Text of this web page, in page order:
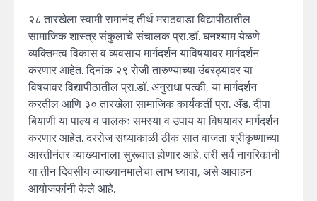
२८ तारखेला स्वामी रामानंद तीर्थ मराठवाडा विद्यापीठातील
सामाजिक शास्त्र संकुलाचे संचालक प्रा.डॉ. घनश्याम येळणे
व्यक्तिमत्व विकास व व्यवसाय मार्गदर्शन याविषयावर मार्गदर्शन
करणार आहेत. दिनांक २९ रोजी तारुण्याच्या उंबरठ्यावर या
विषयावर विद्यापीठातील प्रा.डॉ. अनुराधा पत्की, या मार्गदर्शन
करतील आणि ३० तारखेला सामाजिक कार्यकर्ती प्रा. अ‍ॅड. दीपा
बियाणी या पाल्य व पालकः समस्या व उपाय या विषयावर मार्गदर्शन
करणार आहेत. दररोज संध्याकाळी ठीक सात वाजता श्रीकृष्णाच्या
आरतीनंतर व्याख्यानाला सुरूवात होणार आहे. तरी सर्व नागरिकांनी
या तीन दिवसीय व्याख्यानमालेचा लाभ घ्यावा, असे आवाहन
आयोजकांनी केले आहे.